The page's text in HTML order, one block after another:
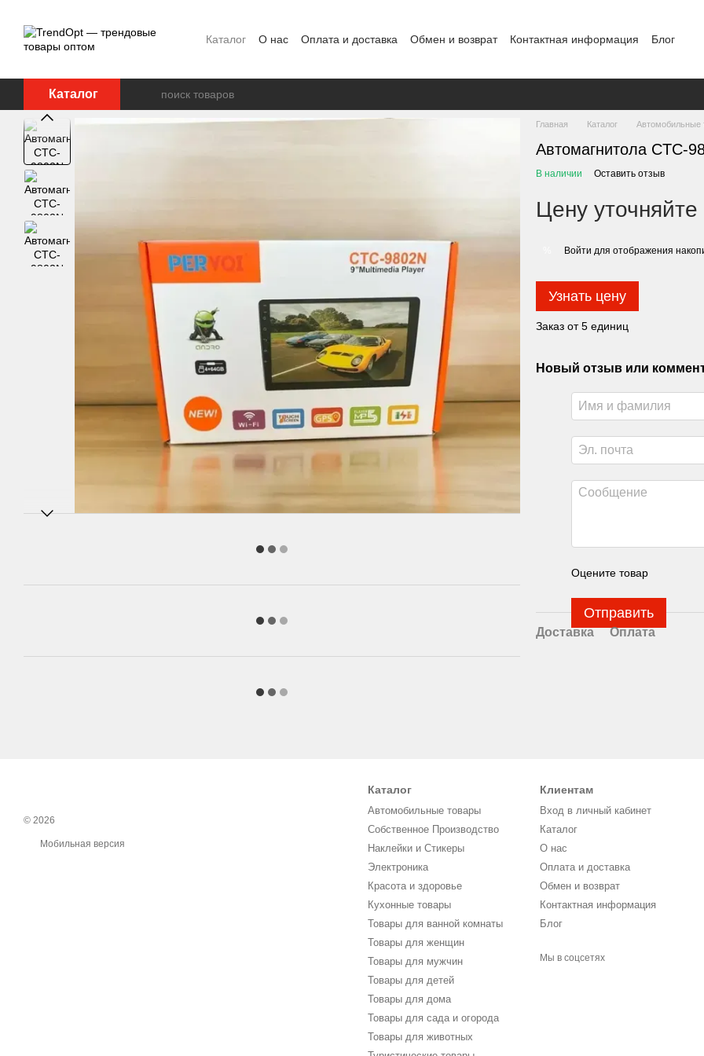
Каталог О нас Оплата и доставка Обмен и возврат Контактная информация Блог
Каталог
Главная Каталог Автомобильные
Автомагнитола CTC-
В наличии Оставить отзыв
Цену уточняйте
Войти для отображения
Узнать цену
Заказ от 5 единиц
Новый отзыв или
Оцените товар
Отправить
Доставка Оплата
© 2026
Мобильная версия
Каталог
Автомобильные товары
Собственное Производство
Наклейки и Стикеры
Электроника
Красота и здоровье
Кухонные товары
Товары для ванной комнаты
Товары для женщин
Товары для мужчин
Товары для детей
Товары для дома
Товары для сада и огорода
Товары для животных
Клиентам
Вход в личный кабинет
Каталог
О нас
Оплата и доставка
Обмен и возврат
Контактная информация
Блог
Мы в соцсетях